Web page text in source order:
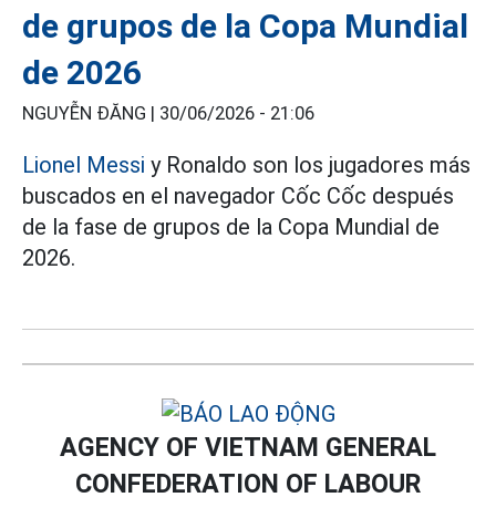
de grupos de la Copa Mundial
de 2026
NGUYỄN ĐĂNG | 30/06/2026 - 21:06
Lionel Messi y Ronaldo son los jugadores más
buscados en el navegador Cốc Cốc después
de la fase de grupos de la Copa Mundial de
2026.
AGENCY OF VIETNAM GENERAL
CONFEDERATION OF LABOUR